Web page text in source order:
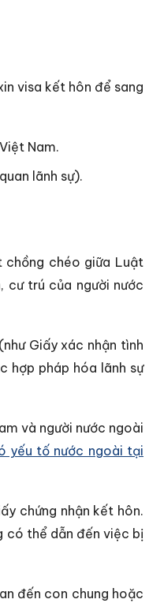
visa kết hôn để sang
Nam.
lãnh sự).
chồng chéo giữa Luật
cư trú của người nước
Giấy xác nhận tình
hợp pháp hóa lãnh sự
và người nước ngoài
yếu tố nước ngoài tại
chứng nhận kết hôn.
có thể dẫn đến việc bị
đến con chung hoặc